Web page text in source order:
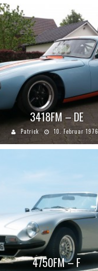
3418FM – DE
Patrick 10. Februar 1976
4750FM – F